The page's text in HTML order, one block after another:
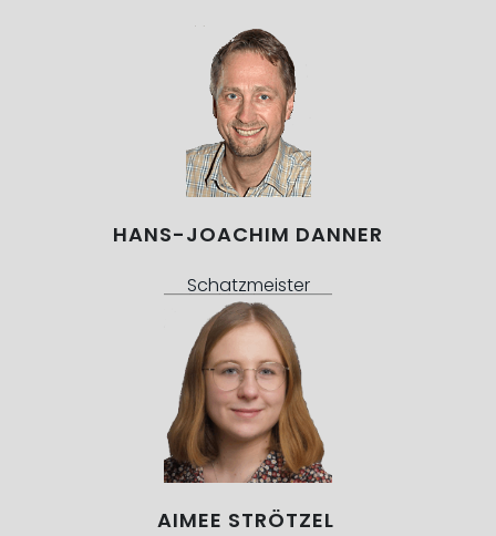
HANS-JOACHIM DANNER
Schatzmeister
AIMEE STRÖTZEL